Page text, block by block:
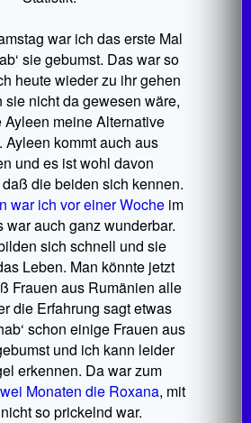
war ich das erste Mal
sie gebumst. Das war so
heute wieder zu ihr gehen
sie nicht da gewesen wäre,
Ayleen meine Alternative
Ayleen kommt auch aus
und es ist wohl davon
die beiden sich kennen.
war ich vor einer Wocheim
war auch ganz wunderbar.
sich schnell und sie
Leben. Man könnte jetzt
Frauen aus Rumänien alle
die Erfahrung sagt etwas
schon einige Frauen aus
und ich kann leider
erkennen. Da war zum
Monaten die Roxana, mit
so prickelnd war.